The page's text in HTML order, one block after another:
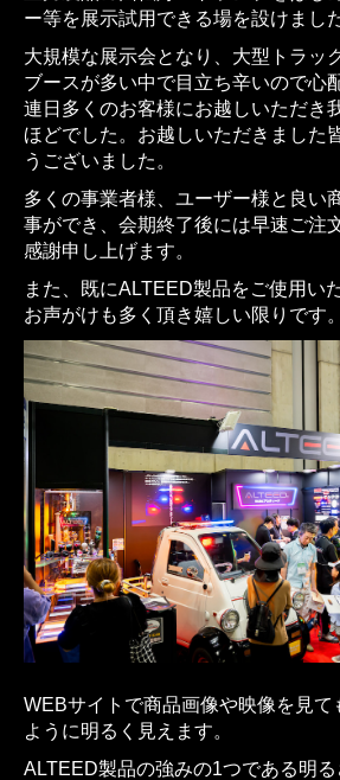
ー等を展示試用できる場を設けました
大規模な展示会となり、大型トラッ
ブースが多い中で目立ち辛いので心
連日多くのお客様にお越しいただき
ほどでした。お越しいただきました
うございました。
多くの事業者様、ユーザー様と良い
事ができ、会期終了後には早速ご注
感謝申し上げます。
また、既にALTEED製品をご使用い
お声がけも多く頂き嬉しい限りです。
WEBサイトで商品画像や映像を見て
ように明るく見えます。
ALTEED製品の強みの1つである明